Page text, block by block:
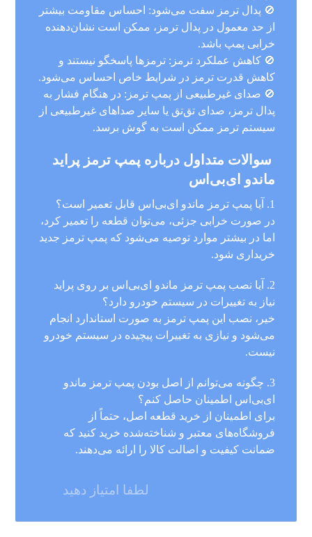
🚫 پدال ترمز سفت می‌شود: احساس مقاومت بیشتر
از حد معمول در پدال ترمز، ممکن است نشان‌دهنده
خرابی پمپ باشد.
🚫 کاهش عملکرد ترمز: ترمزها پاسخگو نیستند و
کاهش قدرت ترمز در شرایط خاص احساس می‌شود.
🚫 صدای غیرطبیعی از پمپ ترمز: در هنگام فشار به
پدال ترمز، صدای تق‌تق یا سایر صداهای غیرطبیعی از
سیستم ترمز ممکن است به گوش برسد.
سوالات متداول درباره پمپ ترمز پراید
ماندو ای‌بی‌اس
1. آیا پمپ ترمز ماندو ای‌بی‌اس قابل تعمیر است؟
در صورت خرابی جزئی، می‌توان قطعه را تعمیر کرد،
اما در بیشتر موارد توصیه می‌شود که پمپ ترمز جدید
خریداری شود.
2. آیا نصب پمپ ترمز ماندو ای‌بی‌اس بر روی پراید
نیاز به تغییرات در سیستم خودرو دارد؟
خیر، نصب این پمپ ترمز به صورت استاندارد انجام
می‌شود و نیازی به تغییرات پیچیده در سیستم خودرو
نیست.
3. چگونه می‌توانم از اصل بودن پمپ ترمز ماندو
ای‌بی‌اس اطمینان حاصل کنم؟
برای اطمینان از خرید قطعه اصل، حتماً از
فروشگاه‌های معتبر و شناخته‌شده خرید کنید که
ضمانت کیفیت و اصالت کالا را ارائه می‌دهند.
لطفا امتیاز دهید